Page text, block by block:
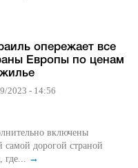
опережает все
Европы по ценам
2023 - 14:56
включены
дорогой страной
где... →